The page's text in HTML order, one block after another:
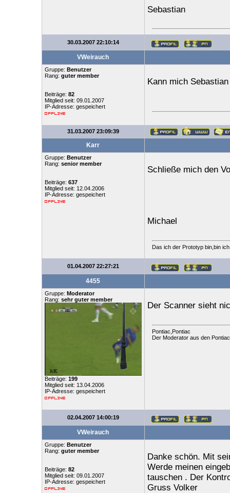
Sebastian
30.03.2007 22:10:14
VWeirauch
Gruppe: Benutzer
Rang: guter member
Beiträge: 82
Mitglied seit: 09.01.2007
IP-Adresse: gespeichert
Kann mich
31.03.2007 23:09:39
Karr
Gruppe: Benutzer
Rang: senior member
Beiträge: 637
Mitglied seit: 12.04.2006
IP-Adresse: gespeichert
Schließe mich den
Michael
Das ich der Prototyp bin,bin
01.04.2007 22:27:21
4455
Gruppe: Moderator
Rang: sehr guter member
Beiträge: 199
Mitglied seit: 13.04.2006
IP-Adresse: gespeichert
Der Scanner sieht
Pontiac,Pontiac
Der Moderator aus den
02.04.2007 14:00:19
VWeirauch
Gruppe: Benutzer
Rang: guter member
Beiträge: 82
Mitglied seit: 09.01.2007
IP-Adresse: gespeichert
Danke schön. Mit
Werde meinen
tauschen . Der
Gruss Volker